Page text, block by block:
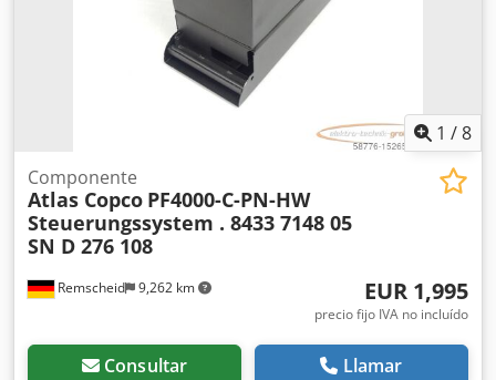
1 /8
Remscheid 9,262 km
Componente
Atlas Copco PF4000-C-PN-HW
Steuerungssystem . 8433 7148 05
SN D 276 108
EUR 1,995
precio fijo IVA no incluído
Consultar Llamar